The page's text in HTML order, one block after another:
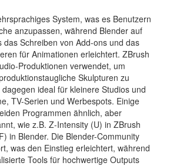
System, was es Benutzern
anzupassen, während Blender auf
das Schreiben von Add-ons und das
für Animationen erleichtert. ZBrush
Produktionen verwendet, um
Skulpturen zu
ideal für kleinere Studios und
TV-Serien und Werbespots. Einige
Programmen ähnlich, aber
wie z.B. Z-Intensity (U) in ZBrush
in Blender. Die Blender-Community
was den Einstieg erleichtert, während
Tools für hochwertige Outputs